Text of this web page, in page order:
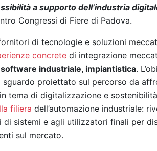
a supporto dell’industria
Congressi di Fiere di Padova.
di tecnologie e soluzioni
concrete di integrazione
industriale, impiantistica.
sguardo proiettato sul percorso da
tema di digitalizzazione e
filiera dell’automazione industriale:
sistemi e agli utilizzatori finali per
sul mercato.